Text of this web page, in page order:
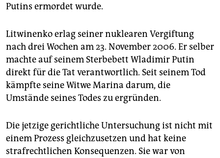
Putins ermordet wurde.
Litwinenko erlag seiner nuklearen Vergiftung
nach drei Wochen am 23. November 2006. Er selber
machte auf seinem Sterbebett Wladimir Putin
direkt für die Tat verantwortlich. Seit seinem Tod
kämpfte seine Witwe Marina darum, die
Umstände seines Todes zu ergründen.
Die jetzige gerichtliche Untersuchung ist nicht mit
einem Prozess gleichzusetzen und hat keine
strafrechtlichen Konsequenzen. Sie war von